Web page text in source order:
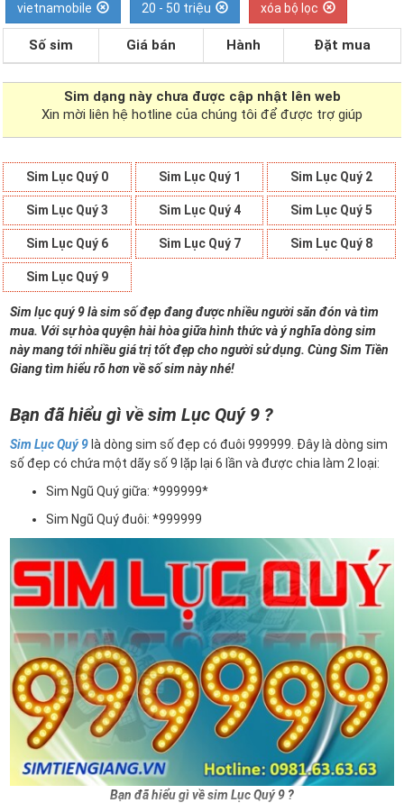
vietnamobile 20 - 50 triệu xóa bộ lọc
Số sim Giá bán Hành Đặt mua
Sim dạng này chưa được cập nhật lên web
Xin mời liên hệ hotline của chúng tôi để được trợ giúp
Sim Lục Quý 0 Sim Lục Quý 1 Sim Lục Quý 2
Sim Lục Quý 3 Sim Lục Quý 4 Sim Lục Quý 5
Sim Lục Quý 6 Sim Lục Quý 7 Sim Lục Quý 8
Sim Lục Quý 9
Sim lục quý 9 là sim số đẹp đang được nhiều người săn đón và tìm
mua. Với sự hòa quyện hài hòa giữa hình thức và ý nghĩa dòng sim
này mang tới nhiều giá trị tốt đẹp cho người sử dụng. Cùng Sim Tiền
Giang tìm hiểu rõ hơn về số sim này nhé!
Bạn đã hiểu gì về sim Lục Quý 9 ?
Sim Lục Quý 9 là dòng sim số đẹp có đuôi 999999. Đây là dòng sim
số đẹp có chứa một dãy số 9 lặp lại 6 lần và được chia làm 2 loại:
Sim Ngũ Quý giữa: *999999*
Sim Ngũ Quý đuôi: *999999
Bạn đã hiểu gì về sim Lục Quý 9 ?